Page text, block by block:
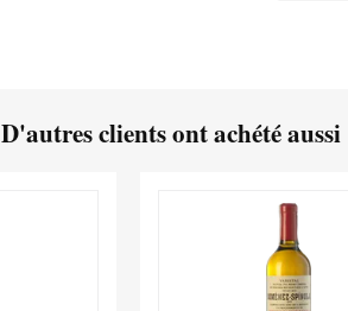
D'autres clients ont achété aussi